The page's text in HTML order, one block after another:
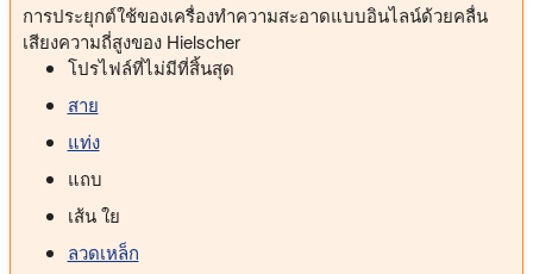
การประยุกต์ใช้ของเครื่องทำความสะอาดแบบอินไลน์ด้วยคลื่น
เสียงความถี่สูงของ Hielscher
โปรไฟล์ที่ไม่มีที่สิ้นสุด
สาย
แท่ง
แถบ
เส้น ใย
ลวดเหล็ก